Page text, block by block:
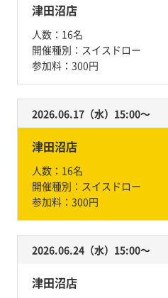
津田沼店
人数： 16名
開催種別： スイスドロー
参加料： 300円
2026.06.17（水）15:00〜
津田沼店
人数： 16名
開催種別： スイスドロー
参加料： 300円
2026.06.24（水）15:00〜
津田沼店